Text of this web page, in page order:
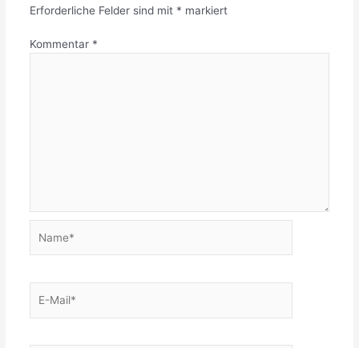
Erforderliche Felder sind mit * markiert
Kommentar *
Mail*